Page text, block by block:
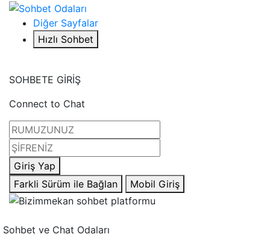
Diğer Sayfalar
Hızlı Sohbet
SOHBETE GİRİŞ
Connect to Chat
Giriş Yap
Farkli Sürüm ile Bağlan
Mobil Giriş
Sohbet ve Chat Odaları